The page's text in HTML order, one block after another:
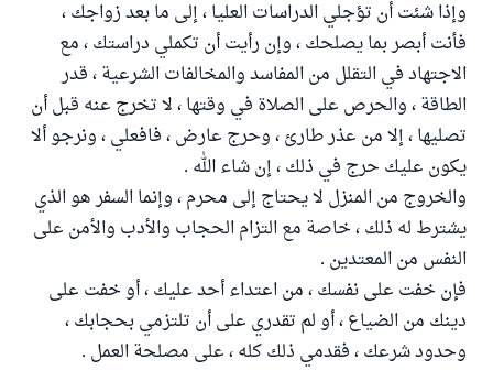
وإذا شئت أن تؤجلي الدراسات العليا ، إلى ما بعد زواجك ،
فأنت أبصر بما يصلحك ، وإن رأيت أن تكملي دراستك ، مع
الاجتهاد في التقلل من المفاسد والمخالفات الشرعية ، قدر
الطاقة ، والحرص على الصلاة في وقتها ، لا تخرج عنه قبل أن
تصليها ، إلا من عذر طارئ ، وحرج عارض ، فافعلي ، ونرجو ألا
يكون عليك حرج في ذلك ، إن شاء الله .
والخروج من المنزل لا يحتاج إلى محرم ، وإنما السفر هو الذي
يشترط له ذلك ، خاصة مع التزام الحجاب والأدب والأمن على
النفس من المعتدين .
فإن خفت على نفسك ، من اعتداء أحد عليك ، أو خفت على
دينك من الضياع ، أو لم تقدري على أن تلتزمي بحجابك ،
وحدود شرعك ، فقدمي ذلك كله ، على مصلحة العمل .